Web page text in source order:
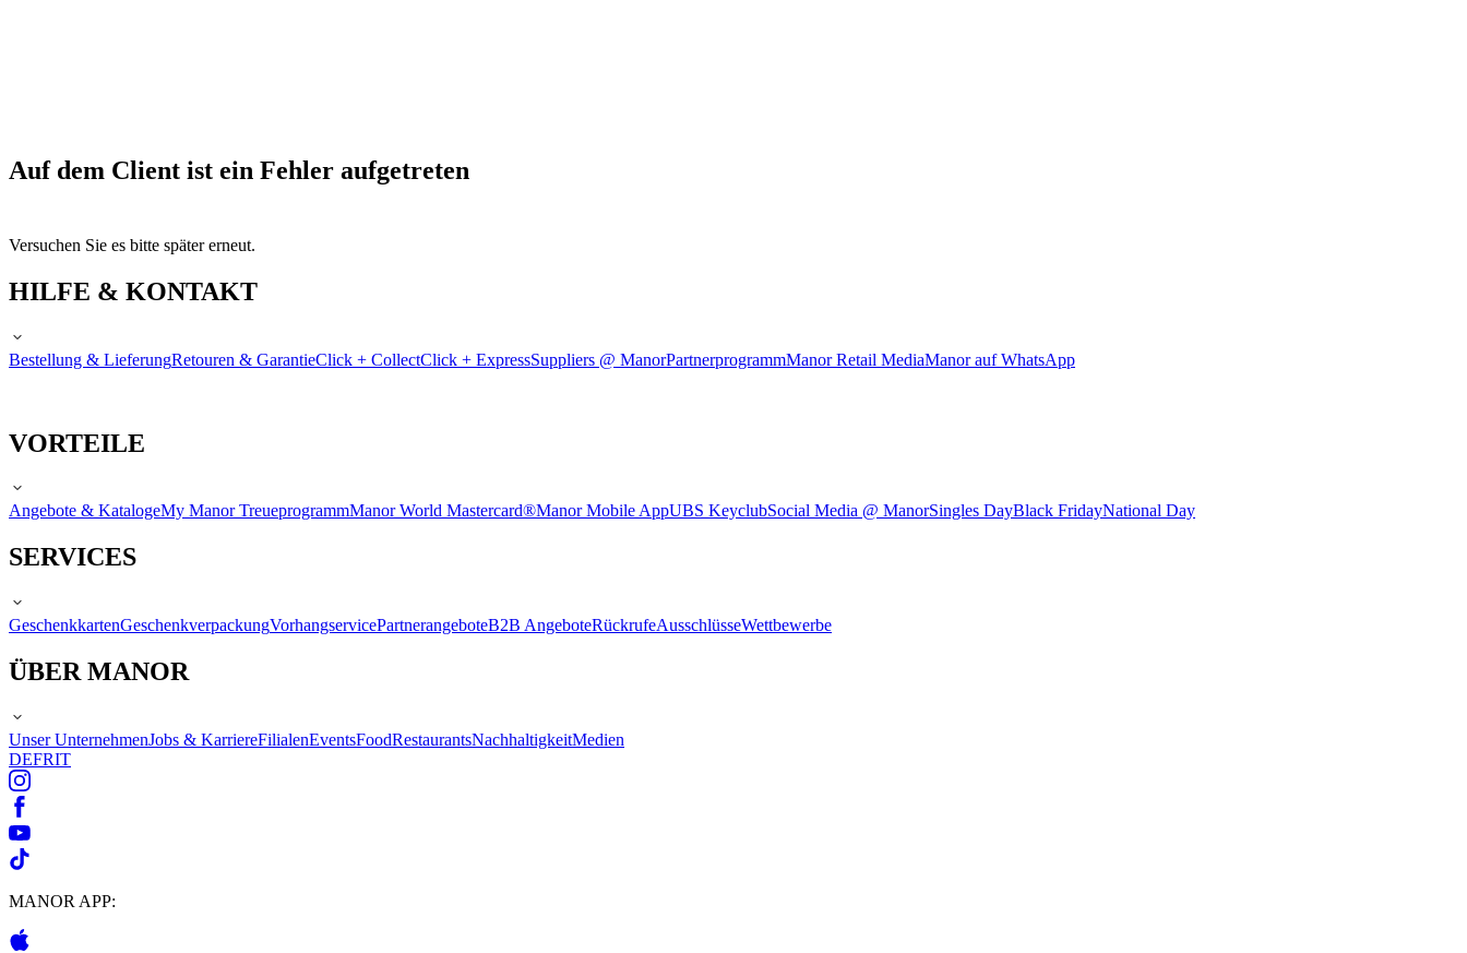
Auf dem Client ist ein Fehler aufgetreten
Versuchen Sie es bitte später erneut.
HILFE & KONTAKT
Bestellung & LieferungRetouren & GarantieClick + CollectClick + ExpressSuppliers @ ManorPartnerprogrammManor Retail MediaManor auf WhatsApp
VORTEILE
Angebote & KatalogeMy Manor TreueprogrammManor World Mastercard®Manor Mobile AppUBS KeyclubSocial Media @ ManorSingles DayBlack FridayNational Day
SERVICES
GeschenkkartenGeschenkverpackungVorhangservicePartnerangeboteB2B AngeboteRückrufeAusschlüsseWettbewerbe
ÜBER MANOR
Unser UnternehmenJobs & KarriereFilialenEventsFoodRestaurantsNachhaltigkeitMedien
DEFRIT
MANOR APP: